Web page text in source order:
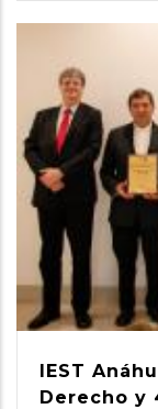
IEST
Derecho y